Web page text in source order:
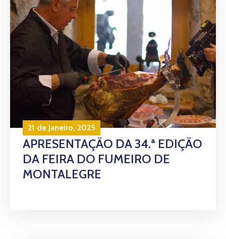
21 de Janeiro, 2025
APRESENTAÇÃO DA 34.ª EDIÇÃO
DA FEIRA DO FUMEIRO DE
MONTALEGRE